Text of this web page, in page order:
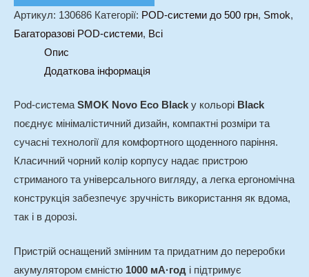
Артикул: 130686 Категорії: POD-системи до 500 грн, Smok,
Багаторазові POD-системи, Всі
Опис
Додаткова інформація
Pod-система SMOK Novo Eco Black у кольорі Black
поєднує мінімалістичний дизайн, компактні розміри та
сучасні технології для комфортного щоденного паріння.
Класичний чорний колір корпусу надає пристрою
стриманого та універсального вигляду, а легка ергономічна
конструкція забезпечує зручність використання як вдома,
так і в дорозі.
Пристрій оснащений змінним та придатним до переробки
акумулятором ємністю 1000 мА·год і підтримує